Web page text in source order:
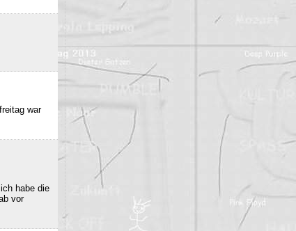
war
habe die
vor